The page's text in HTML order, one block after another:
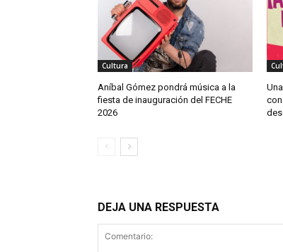
Cultura
Aníbal Gómez pondrá música a la
fiesta de inauguración del FECHE
2026
DEJA UNA RESPUESTA